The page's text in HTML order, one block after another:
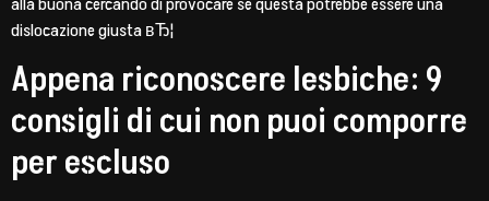
dislocazione giusta вЂ¦
Appena riconoscere lesbiche: 9
consigli di cui non puoi comporre
per escluso